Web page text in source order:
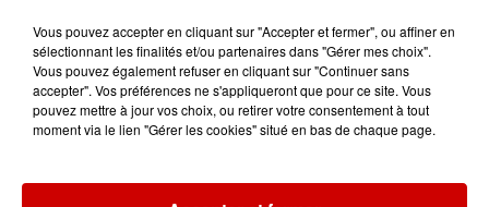
Destination Vacances : inscrivez-
vous !
Vous pouvez accepter en cliquant sur "Accepter et fermer", ou affiner en
sélectionnant les finalités et/ou partenaires dans "Gérer mes choix".
Vous pouvez également refuser en cliquant sur "Continuer sans
accepter". Vos préférences ne s'appliqueront que pour ce site. Vous
pouvez mettre à jour vos choix, ou retirer votre consentement à tout
moment via le lien "Gérer les cookies" situé en bas de chaque page.